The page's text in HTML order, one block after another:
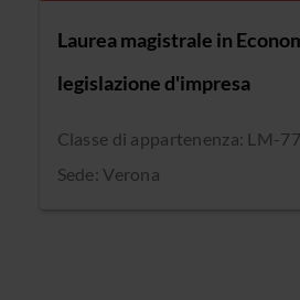
Laurea magistrale in
legislazione d'impresa
Classe di appartenenza: LM-77
Sede: Verona